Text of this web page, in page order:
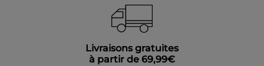
Livraisons gratuites
à partir de 69,99€